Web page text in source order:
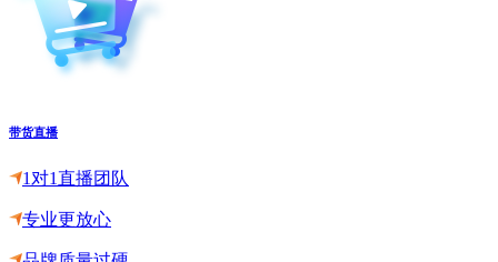
带货直播
1对1直播团队
专业更放心